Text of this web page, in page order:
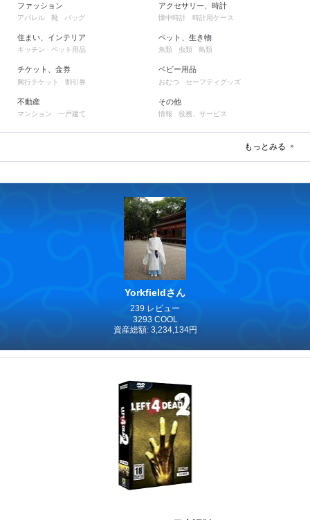
ファッション
アパレル 靴 バッグ
住まい、インテリア
キッチン ペット用品
チケット、金券
興行チケット 割引券
不動産
マンション 一戸建て
アクセサリー、時計
懐中時計 時計用ケース
ペット、生き物
魚類 虫類 鳥類
ベビー用品
おむつ セーフティグッズ
その他
情報 役務、サービス
もっとみる
Yorkfieldさん
239 レビュー
3293 COOL
資産総額: 3,234,134円